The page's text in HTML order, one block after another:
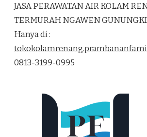
AIR
JASA PERAWATAN AIR KOLAM
TERMURAH NGAWEN
Hanya di :
0813-3199-0995